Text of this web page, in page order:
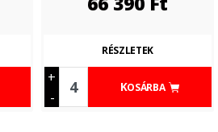
+
-
KOSÁRBA
RÉSZLETEK